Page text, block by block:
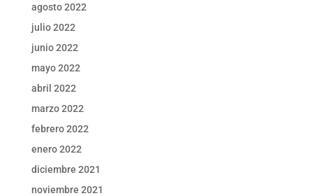
agosto 2022
julio 2022
junio 2022
mayo 2022
abril 2022
marzo 2022
febrero 2022
enero 2022
diciembre 2021
noviembre 2021